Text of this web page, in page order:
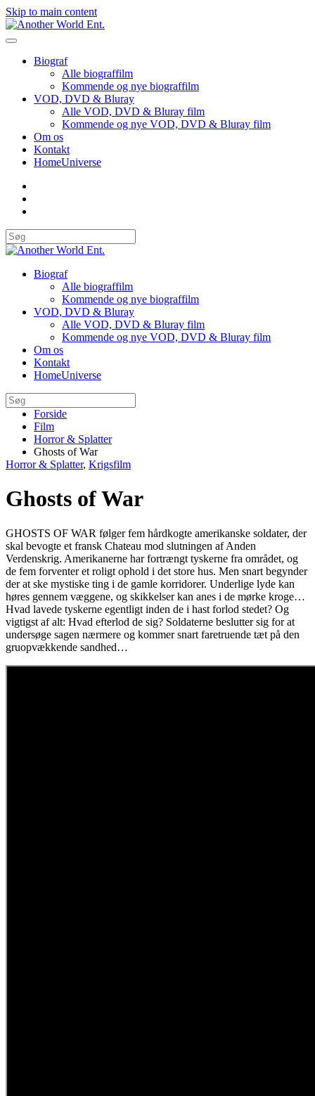
Skip to main content
Biograf
Alle biograffilm
Kommende og nye biograffilm
VOD, DVD & Bluray
Alle VOD, DVD & Bluray film
Kommende og nye VOD, DVD & Bluray film
Om os
Kontakt
HomeUniverse
Biograf
Alle biograffilm
Kommende og nye biograffilm
VOD, DVD & Bluray
Alle VOD, DVD & Bluray film
Kommende og nye VOD, DVD & Bluray film
Om os
Kontakt
HomeUniverse
Forside
Film
Horror & Splatter
Ghosts of War
Horror & Splatter, Krigsfilm
Ghosts of War
GHOSTS OF WAR følger fem hårdkogte amerikanske soldater, der
skal bevogte et fransk Chateau mod slutningen af Anden
Verdenskrig. Amerikanerne har fortrængt tyskerne fra området, og
de fem forventer et roligt ophold i det store hus. Men snart begynder
der at ske mystiske ting i de gamle korridorer. Underlige lyde kan
høres gennem væggene, og skikkelser kan anes i de mørke kroge…
Hvad lavede tyskerne egentligt inden de i hast forlod stedet? Og
vigtigst af alt: Hvad efterlod de sig? Soldaterne beslutter sig for at
undersøge sagen nærmere og kommer snart faretruende tæt på den
gruopvækkende sandhed…